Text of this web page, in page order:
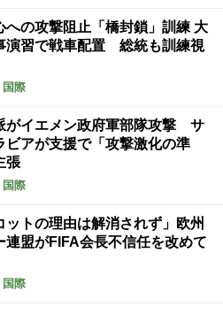
への攻撃阻止「橋封鎖」訓練 大
演習で戦車配置 総統も訓練視
国際
がイエメン政府軍部隊攻撃 サ
ビアが支援で「攻撃激化の準
張
国際
ットの理由は解消されず」欧州
連盟がFIFA会長不信任を改めて
国際